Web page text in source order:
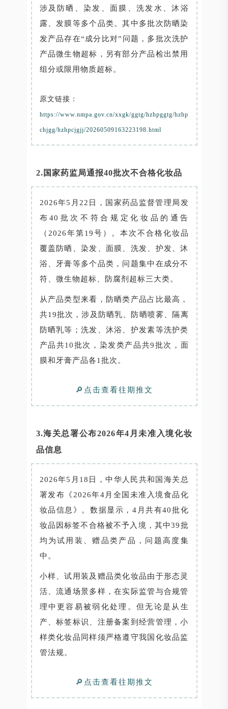
涉及防晒、染发、面膜、洗发水、沐浴
露、发膜等多个品类。其中多批次防晒染
发产品存在“成分比对”问题，多批次洗护
产品微生物超标，另有部分产品检出禁用
组分或限用物质超标。
原文链接：
https://www.nmpa.gov.cn/xxgk/ggtg/hzhpggtg/hzhp
chjgg/hzhpcjgjj/20260509163223198.html
2.国家药监局通报40批次不合格化妆品
2026年5月22日，国家药品监督管理局发
布40批次不符合规定化妆品的通告
（2026年第19号）。本次不合格化妆品
覆盖防晒、染发、面膜、洗发、护发、沐
浴、牙膏等多个品类，问题集中在成分不
符、微生物超标、防腐剂超标三大类。
从产品类型来看，防晒类产品占比最高，
共19批次，涉及防晒乳、防晒喷雾、隔离
防晒乳等；洗发、沐浴、护发素等洗护类
产品共10批次，染发类产品共9批次，面
膜和牙膏产品各1批次。
🔎点击查看往期推文
3.海关总署公布2026年4月未准入境化妆
品信息
2026年5月18日，中华人民共和国海关总
署发布《2026年4月全国未准入境食品化
妆品信息》。数据显示，4月共有40批化
妆品因标签不合格被不予入境，其中39批
均为试用装、赠品类产品，问题高度集
中。
小样、试用装及赠品类化妆品由于形态灵
活、流通场景多样，在实际监管与合规管
理中更容易被弱化处理。但无论是从生
产、标签标识、注册备案到经营管理，小
样类化妆品同样须严格遵守我国化妆品监
管法规。
🔎点击查看往期推文